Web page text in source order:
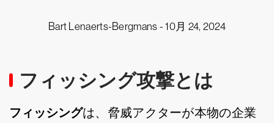
Bart Lenaerts-Bergmans -10月 24, 2024
フィッシング攻撃とは
フィッシングは、脅威アクターが本物の企業